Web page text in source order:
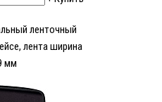
ленточный
лента ширина
мм